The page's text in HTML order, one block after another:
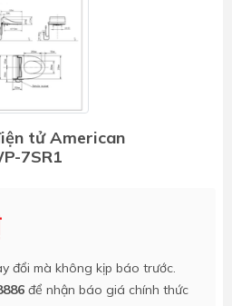
tử American
7SR1
đổi mà không kịp báo trước.
để nhận báo giá chính thức